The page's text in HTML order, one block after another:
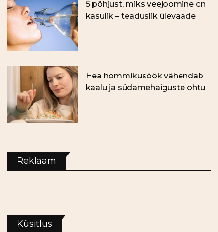
5 põhjust, miks veejoomine on
kasulik – teaduslik ülevaade
Hea hommikusöök vähendab
kaalu ja südamehaiguste ohtu
Reklaam
Küsitlus